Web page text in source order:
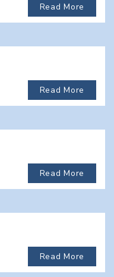
Read More
Read More
Read More
Read More